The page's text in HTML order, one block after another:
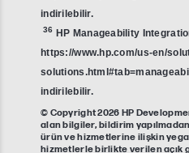
indirilebilir.
36 HP Manageability
https://www.hp.com/us-en/
indirilebilir.
© Copyright 2026 HP
alan bilgiler, bildirim
ürün ve hizmetlerine ilişkin
hizmetlerle birlikte verilen açık